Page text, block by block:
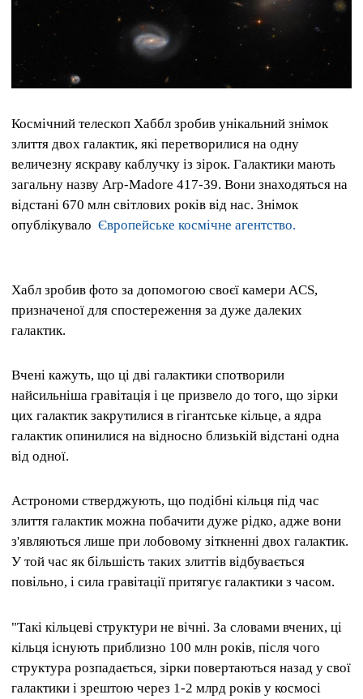
Космічний телескоп Хаббл зробив унікальний знімок
злиття двох галактик, які перетворилися на одну
величезну яскраву каблучку із зірок. Галактики мають
загальну назву Arp-Madore 417-39. Вони знаходяться на
відстані 670 млн світлових років від нас. Знімок
опублікувало Європейське космічне агентство.
Хабл зробив фото за допомогою своєї камери ACS,
призначеної для спостереження за дуже далеких
галактик.
Вчені кажуть, що ці дві галактики спотворили
найсильніша гравітація і це призвело до того, що зірки
цих галактик закрутилися в гігантське кільце, а ядра
галактик опинилися на відносно близькій відстані одна
від одної.
Астрономи стверджують, що подібні кільця під час
злиття галактик можна побачити дуже рідко, адже вони
з'являються лише при лобовому зіткненні двох галактик.
У той час як більшість таких злиттів відбувається
повільно, і сила гравітації притягує галактики з часом.
"Такі кільцеві структури не вічні. За словами вчених, ці
кільця існують приблизно 100 млн років, після чого
структура розпадається, зірки повертаються назад у свої
галактики і зрештою через 1-2 млрд років у космосі